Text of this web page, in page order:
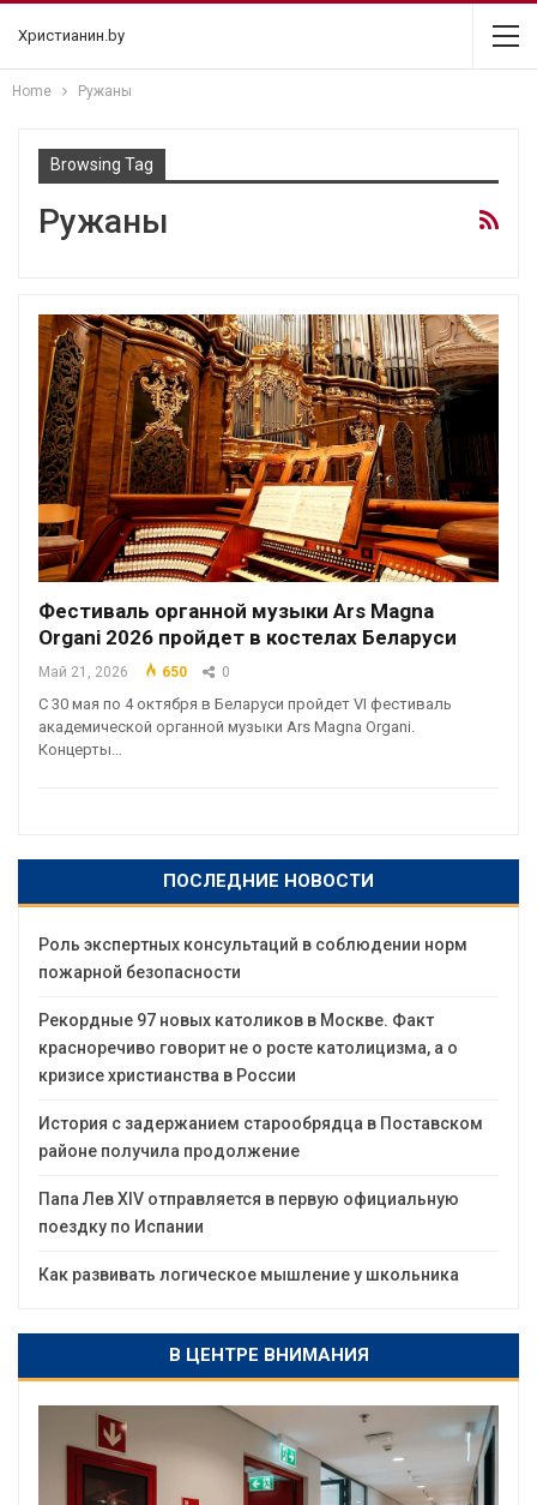
Христианин.by
Home Ружаны
Browsing Tag
Ружаны
Фестиваль органной музыки Ars Magna
Organi 2026 пройдет в костелах Беларуси
Май 21, 2026 650 0
С 30 мая по 4 октября в Беларуси пройдет VI фестиваль
академической органной музыки Ars Magna Organi.
Концерты…
ПОСЛЕДНИЕ НОВОСТИ
Роль экспертных консультаций в соблюдении норм
пожарной безопасности
Рекордные 97 новых католиков в Москве. Факт
красноречиво говорит не о росте католицизма, а о
кризисе христианства в России
История с задержанием старообрядца в Поставском
районе получила продолжение
Папа Лев XIV отправляется в первую официальную
поездку по Испании
Как развивать логическое мышление у школьника
В ЦЕНТРЕ ВНИМАНИЯ